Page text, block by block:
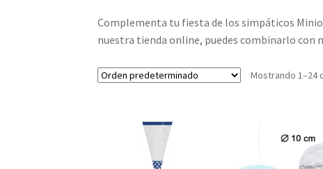
Complementa tu fiesta de los simpáticos
nuestra tienda online, puedes combinarlo con
Mostrando 1–24